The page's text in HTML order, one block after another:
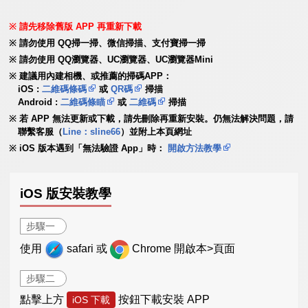
請先移除舊版 APP 再重新下載
請勿使用 QQ掃一掃、微信掃描、支付寶掃一掃
請勿使用 QQ瀏覽器、UC瀏覽器、UC瀏覽器Mini
建議用內建相機、或推薦的掃碼APP：
iOS :二維碼條碼 或QR碼
掃描
Android :二維碼條瞄 或二維碼
掃描
若 APP 無法更新或下載，請先刪除再重新安裝。仍無法解決問題，請
聯繫客服（ Line：sline66）並附上本頁網址
iOS 版本遇到「無法驗證 App」時：
開啟方法教學
iOS 版安裝教學
步驟一
使用 safari 或 Chrome 開啟本>頁面
步驟二
點擊上方 iOS 下載 按鈕下載安裝 APP